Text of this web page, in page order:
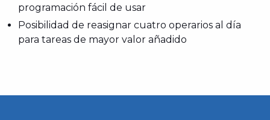
programación fácil de usar
Posibilidad de reasignar cuatro operarios al día
para tareas de mayor valor añadido